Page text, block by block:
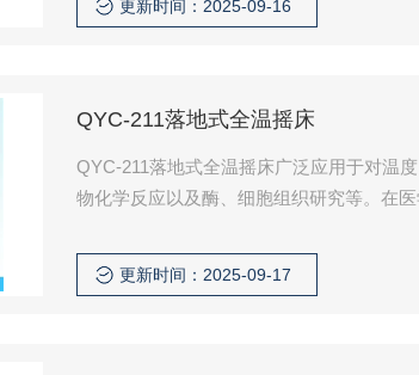
更新时间：2025-09-16
QYC-211落地式全温摇床
QYC-211落地式全温摇床广泛应用于对温
物化学反应以及酶、细胞组织研究等。在
更新时间：2025-09-17